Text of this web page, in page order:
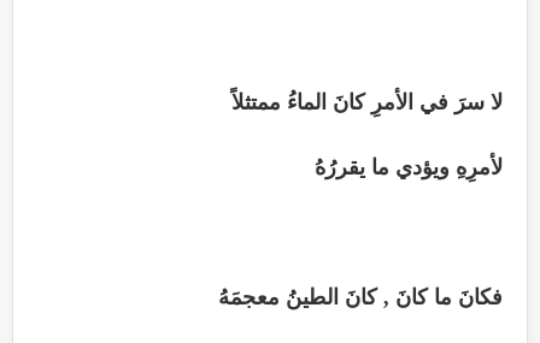
لا سرَ في الأمرِ كانَ الماءُ ممتثلاً
لأمرِهِ ويؤدي ما يقررُهُ
فكانَ ما كانَ , كانَ الطينُ معجمَهُ